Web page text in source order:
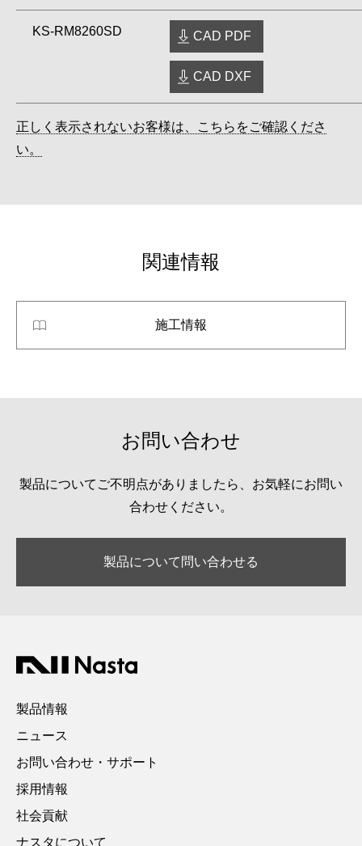
KS-RM8260SD CAD PDF
CAD DXF
正しく表示されないお客様は、こちらをご確認くださ
い。
関連情報
施工情報
お問い合わせ
製品についてご不明点がありましたら、お気軽にお問い
合わせください。
製品について問い合わせる
製品情報
ニュース
お問い合わせ・サポート
採用情報
社会貢献
ナスタについて